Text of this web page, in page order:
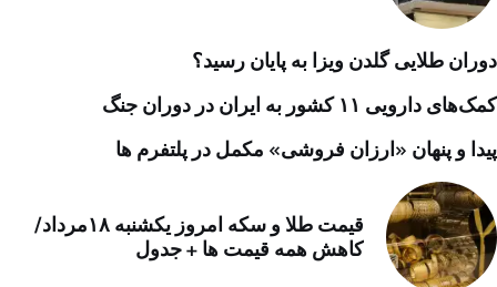
دوران طلایی گلدن ویزا به پایان رسید؟
کمک‌های دارویی ۱۱ کشور به ایران در دوران جنگ
پیدا و پنهان «ارزان فروشی» مکمل در پلتفرم ها
قیمت طلا و سکه امروز یکشنبه ۱۸مرداد/
کاهش همه قیمت ها + جدول